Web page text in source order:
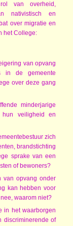
van overheid,
nativistisch en
over migratie en
het College:
van opvang
in de gemeente
over deze gang
minderjarige
hun veiligheid en
zich
brandstichting
sprake van een
of bewoners?
van opvang onder
kan hebben voor
waarom niet?
in het waarborgen
discriminerende of